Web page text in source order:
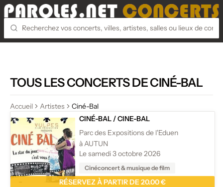
TOUS LES CONCERTS DE CINÉ-BAL
Accueil Artistes
Ciné-Bal
CINÉ-BAL /CINE-BAL
Parc des Expositions de l'Eduen
à AUTUN
Le samedi 3 octobre 2026
Cinéconcert & musique de film
RÉSERVEZ À PARTIR DE 20.00 €